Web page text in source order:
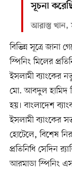
সূচনা
আরাস্তু খান,
বিভিন্ন সূত্রে জানা
স্পিনিং মিলের
ইসলামী ব্যাংকের
মো. আবদুল হামিদ
হয়। বাংলাদেশ
ইসলামী ব্যাংকের
হোটেলে, বিশেষ
প্রতিনিধি সেদিন
আরমাডা স্পিনিং এস